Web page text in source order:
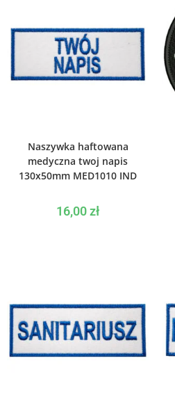
Naszywka haftowana
medyczna twoj napis
130x50mm MED1010 IND
16,00zł